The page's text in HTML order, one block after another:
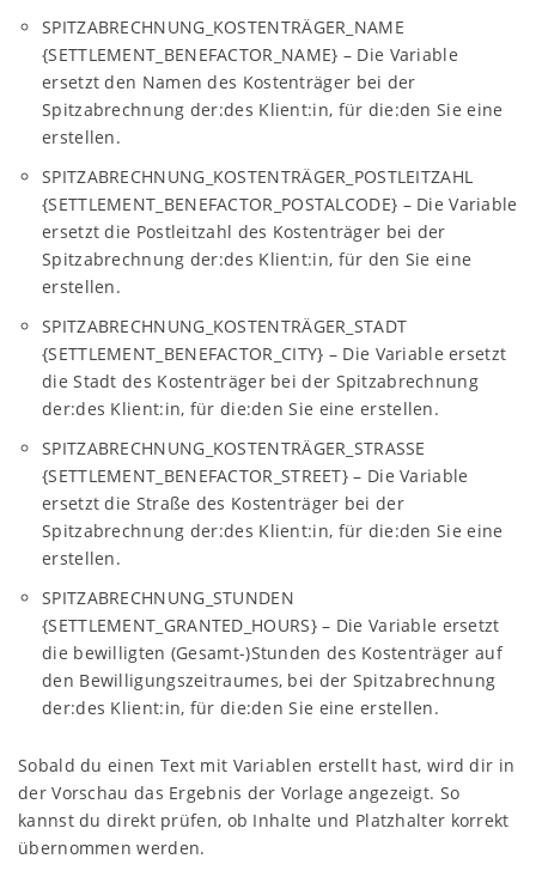
SPITZABRECHNUNG_KOSTENTRÄGER_NAME
{SETTLEMENT_BENEFACTOR_NAME} – Die Variable
ersetzt den Namen des Kostenträger bei der
Spitzabrechnung der:des Klient:in, für die:den Sie eine
erstellen.
SPITZABRECHNUNG_KOSTENTRÄGER_POSTLEITZAHL
{SETTLEMENT_BENEFACTOR_POSTALCODE} – Die Variable
ersetzt die Postleitzahl des Kostenträger bei der
Spitzabrechnung der:des Klient:in, für den Sie eine
erstellen.
SPITZABRECHNUNG_KOSTENTRÄGER_STADT
{SETTLEMENT_BENEFACTOR_CITY} – Die Variable ersetzt
die Stadt des Kostenträger bei der Spitzabrechnung
der:des Klient:in, für die:den Sie eine erstellen.
SPITZABRECHNUNG_KOSTENTRÄGER_STRASSE
{SETTLEMENT_BENEFACTOR_STREET} – Die Variable
ersetzt die Straße des Kostenträger bei der
Spitzabrechnung der:des Klient:in, für die:den Sie eine
erstellen.
SPITZABRECHNUNG_STUNDEN
{SETTLEMENT_GRANTED_HOURS} – Die Variable ersetzt
die bewilligten (Gesamt-)Stunden des Kostenträger auf
den Bewilligungszeitraumes, bei der Spitzabrechnung
der:des Klient:in, für die:den Sie eine erstellen.
Sobald du einen Text mit Variablen erstellt hast, wird dir in
der Vorschau das Ergebnis der Vorlage angezeigt. So
kannst du direkt prüfen, ob Inhalte und Platzhalter korrekt
übernommen werden.